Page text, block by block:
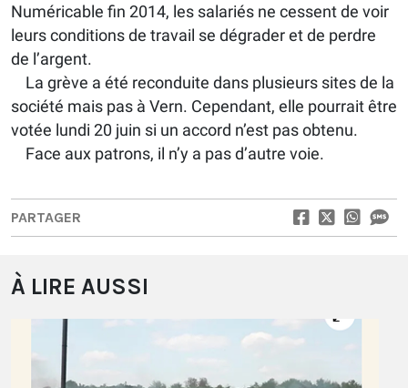
Numéricable fin 2014, les salariés ne cessent de voir
leurs conditions de travail se dégrader et de perdre
de l’argent.
La grève a été reconduite dans plusieurs sites de la
société mais pas à Vern. Cependant, elle pourrait être
votée lundi 20 juin si un accord n’est pas obtenu.
Face aux patrons, il n’y a pas d’autre voie.
PARTAGER
À LIRE AUSSI